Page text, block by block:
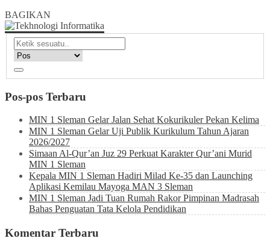
BAGIKAN
Pos-pos Terbaru
MIN 1 Sleman Gelar Jalan Sehat Kokurikuler Pekan Kelima
MIN 1 Sleman Gelar Uji Publik Kurikulum Tahun Ajaran
2026/2027
Simaan Al-Qur’an Juz 29 Perkuat Karakter Qur’ani Murid
MIN 1 Sleman
Kepala MIN 1 Sleman Hadiri Milad Ke-35 dan Launching
Aplikasi Kemilau Mayoga MAN 3 Sleman
MIN 1 Sleman Jadi Tuan Rumah Rakor Pimpinan Madrasah
Bahas Penguatan Tata Kelola Pendidikan
Komentar Terbaru